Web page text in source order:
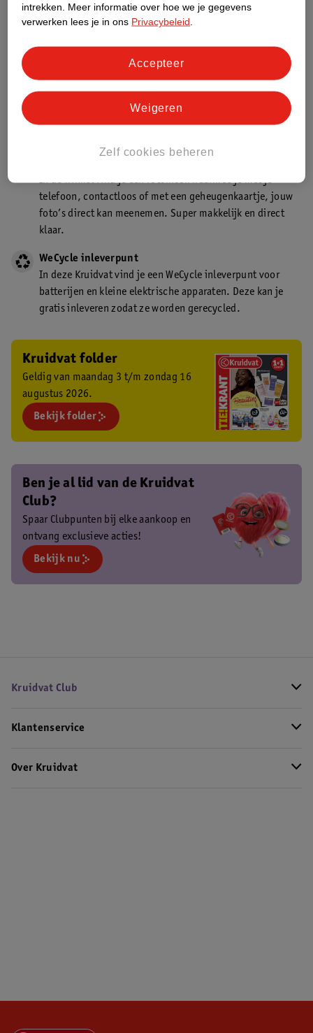
Kruidvat.nl ophaalpunt
Laat je bestelling snel en gemakkelijk bezorgen in de
Kruidvat is een gecertificeerd drogist. Dit betekent dat je
In de winkel vind je een fotokiosk waarmee je met je
telefoon, contactloos of met een geheugenkaartje, jouw
foto’s direct kan meenemen. Super makkelijk en direct
klaar.
WeCycle inleverpunt
In deze Kruidvat vind je een WeCycle inleverpunt voor
batterijen en kleine elektrische apparaten. Deze kan je
gratis inleveren zodat ze worden gerecycled.
Kruidvat folder
Geldig van maandag 3 t/m zondag 16
augustus 2026.
Bekijk folder
Ben je al lid van de Kruidvat
Club?
Spaar Clubpunten bij elke aankoop en
ontvang exclusieve acties!
Bekijk nu
Kruidvat Club
Klantenservice
Over Kruidvat
intrekken.
Meer informatie over hoe we je gegevens
verwerken lees je in ons Privacybeleid
Zelf cookies beheren
Weigeren
Accepteer